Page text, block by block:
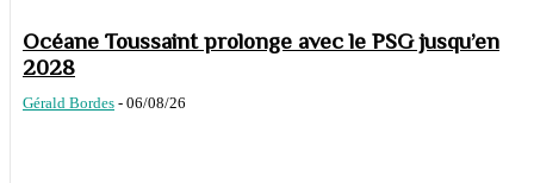
Océane Toussaint prolonge avec le PSG jusqu’en
2028
Gérald Bordes - 06/08/26